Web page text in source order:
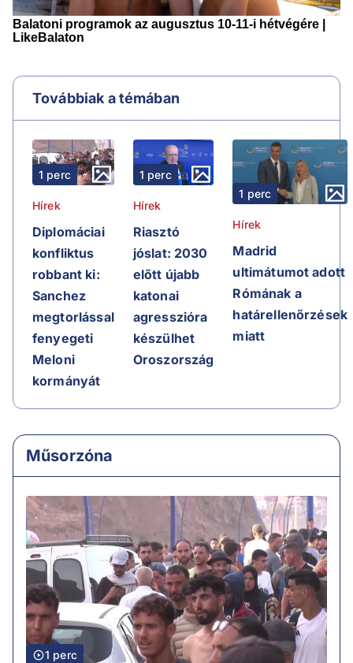
Továbbiak a témában
1 perc
Hírek
Diplomáciai
konfliktus
robbant ki:
Sanchez
megtorlással
fenyegeti
Meloni
kormányát
1 perc
Hírek
Riasztó
jóslat: 2030
előtt újabb
katonai
agresszióra
készülhet
Oroszország
1 perc
Hírek
Madrid
ultimátumot adott
Rómának a
határellenőrzések
miatt
Műsorzóna
1 perc